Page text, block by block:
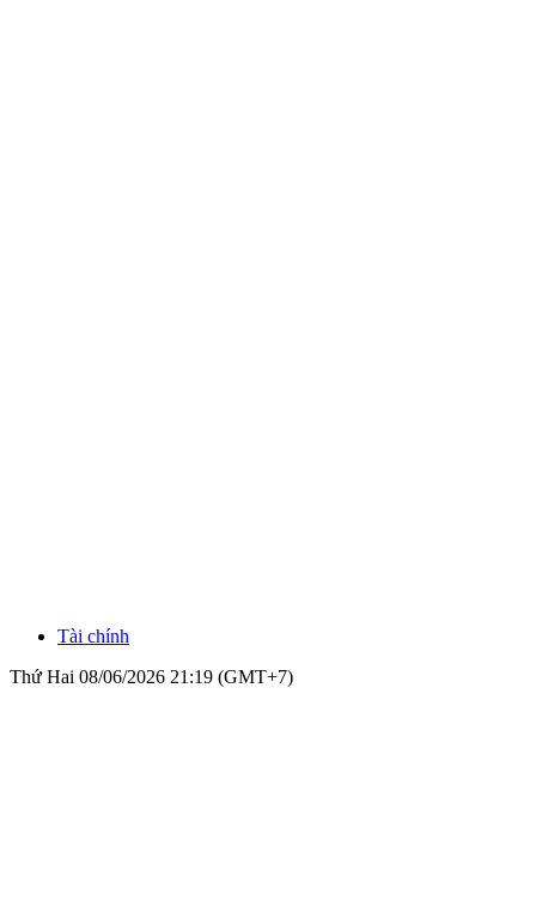
Tài chính
Thứ Hai 08/06/2026 21:19 (GMT+7)